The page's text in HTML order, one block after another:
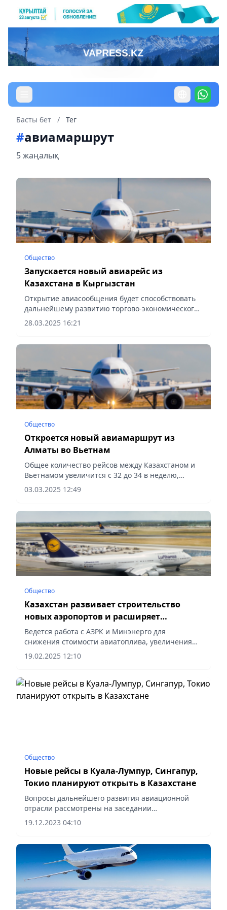
Басты бет / Тег
#авиамаршрут
5 жаңалық
Общество
Запускается новый авиарейс из
Казахстана в Кыргызстан
Открытие авиасообщения будет способствовать
дальнейшему развитию торгово-экономического,
делового и туристического сотрудничества между
двумя странами, сообщает Vecher.kz.
28.03.2025 16:21
Общество
Откроется новый авиамаршрут из
Алматы во Вьетнам
Общее количество рейсов между Казахстаном и
Вьетнамом увеличится с 32 до 34 в неделю,
сообщает Vecher.kz.
03.03.2025 12:49
Общество
Казахстан развивает строительство
новых аэропортов и расширяет
авиасообщения
Ведется работа с АЗРК и Минэнерго для
снижения стоимости авиатоплива, увеличения
производства и устранения посредников в
поставках, сообщает Vecher.kz.
19.02.2025 12:10
Общество
Новые рейсы в Куала-Лумпур, Сингапур,
Токио планируют открыть в Казахстане
Вопросы дальнейшего развития авиационной
отрасли рассмотрены на заседании
Правительства под председательством Премьер-
Министра РК Алихана Смаилова.
19.12.2023 04:10